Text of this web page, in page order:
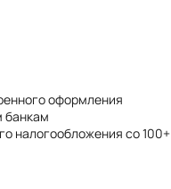
оформления
банкам
налогообложения со 100+